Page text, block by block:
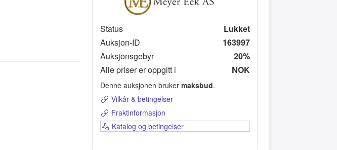
Status
Lukket
Auksjon-ID
163997
Auksjonsgebyr
20%
Alle priser er oppgitt i
NOK
Denne auksjonen brukermaksbud.
Vilkår & betingelser
Fraktinformasjon
Katalog og betingelser